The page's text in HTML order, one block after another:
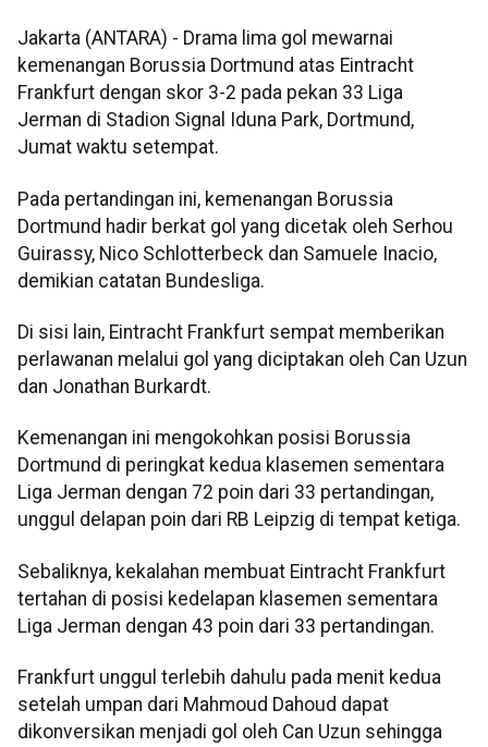
Jakarta (ANTARA) - Drama lima gol mewarnai
kemenangan Borussia Dortmund atas Eintracht
Frankfurt dengan skor 3-2 pada pekan 33 Liga
Jerman di Stadion Signal Iduna Park, Dortmund,
Jumat waktu setempat.
Pada pertandingan ini, kemenangan Borussia
Dortmund hadir berkat gol yang dicetak oleh Serhou
Guirassy, Nico Schlotterbeck dan Samuele Inacio,
demikian catatan Bundesliga.
Di sisi lain, Eintracht Frankfurt sempat memberikan
perlawanan melalui gol yang diciptakan oleh Can Uzun
dan Jonathan Burkardt.
Kemenangan ini mengokohkan posisi Borussia
Dortmund di peringkat kedua klasemen sementara
Liga Jerman dengan 72 poin dari 33 pertandingan,
unggul delapan poin dari RB Leipzig di tempat ketiga.
Sebaliknya, kekalahan membuat Eintracht Frankfurt
tertahan di posisi kedelapan klasemen sementara
Liga Jerman dengan 43 poin dari 33 pertandingan.
Frankfurt unggul terlebih dahulu pada menit kedua
setelah umpan dari Mahmoud Dahoud dapat
dikonversikan menjadi gol oleh Can Uzun sehingga